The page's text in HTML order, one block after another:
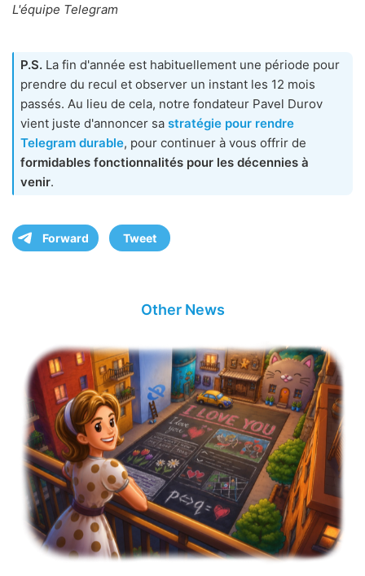
L'équipe Telegram
P.S. La fin d'année est habituellement une période pour
prendre du recul et observer un instant les 12 mois
passés. Au lieu de cela, notre fondateur Pavel Durov
vient juste d'annoncer sa stratégie pour rendre
Telegram durable, pour continuer à vous offrir de
formidables fonctionnalités pour les décennies à
venir.
Forward Tweet
Other News